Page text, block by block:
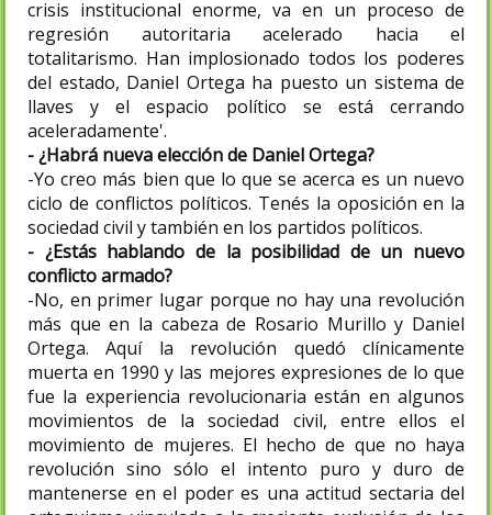
crisis institucional enorme, va en un proceso de
regresión autoritaria acelerado hacia el
totalitarismo. Han implosionado todos los poderes
del estado, Daniel Ortega ha puesto un sistema de
llaves y el espacio político se está cerrando
aceleradamente'.
- ¿Habrá nueva elección de Daniel Ortega?
-Yo creo más bien que lo que se acerca es un nuevo
ciclo de conflictos políticos. Tenés la oposición en la
sociedad civil y también en los partidos políticos.
- ¿Estás hablando de la posibilidad de un nuevo
conflicto armado?
-No, en primer lugar porque no hay una revolución
más que en la cabeza de Rosario Murillo y Daniel
Ortega. Aquí la revolución quedó clínicamente
muerta en 1990 y las mejores expresiones de lo que
fue la experiencia revolucionaria están en algunos
movimientos de la sociedad civil, entre ellos el
movimiento de mujeres. El hecho de que no haya
revolución sino sólo el intento puro y duro de
mantenerse en el poder es una actitud sectaria del